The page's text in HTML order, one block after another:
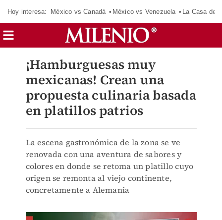
Hoy interesa: México vs Canadá México vs Venezuela La Casa de
¡Hamburguesas muy
mexicanas! Crean una
propuesta culinaria basada
en platillos patrios
La escena gastronómica de la zona se ve
renovada con una aventura de sabores y
colores en donde se retoma un platillo cuyo
origen se remonta al viejo continente,
concretamente a Alemania